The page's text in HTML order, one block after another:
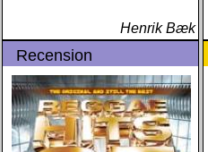
Henrik Bæk
Recension